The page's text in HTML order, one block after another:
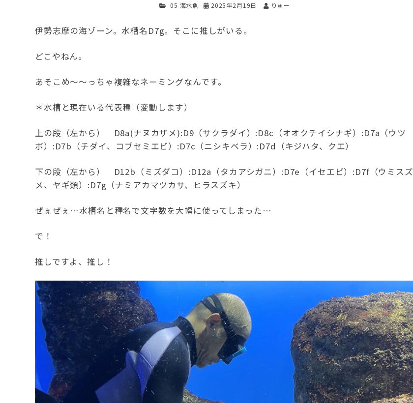
05 海水魚 2025年2月19日 りゅー
伊勢志摩の海ゾーン。水槽名D7g。そこに推しがいる。
どこやねん。
あそこめ～～っちゃ複雑なネーミングなんです。
＊水槽と現在いる代表種（変動します）
上の段（左から） D8a(ナヌカザメ):D9（サクラダイ）:D8c（オオクチイシナギ）:D7a（ウツ
ボ）:D7b（チダイ、コブセミエビ）:D7c（ニシキベラ）:D7d（キジハタ、クエ）
下の段（左から） D12b（ミズダコ）:D12a（タカアシガニ）:D7e（イセエビ）:D7f（ウミスズ
メ、ヤギ類）:D7g（ナミアカマツカサ、ヒラスズキ）
ぜぇぜぇ…水槽名と種名で文字数を大幅に使ってしまった…
で！
推しですよ、推し！